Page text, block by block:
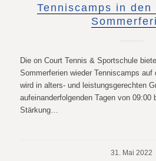
Tenniscamps in den
Die on Court Tennis & Sportschule
Sommerferien wieder Tenniscamps auf
wird in alters- und leistungsgerechten
aufeinanderfolgenden Tagen von 09:00
Stärkung…
31. Mai 2022